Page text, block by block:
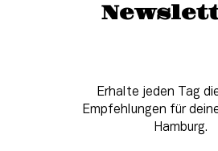
Erhalte jeden Tag
Empfehlungen für
Hamburg.